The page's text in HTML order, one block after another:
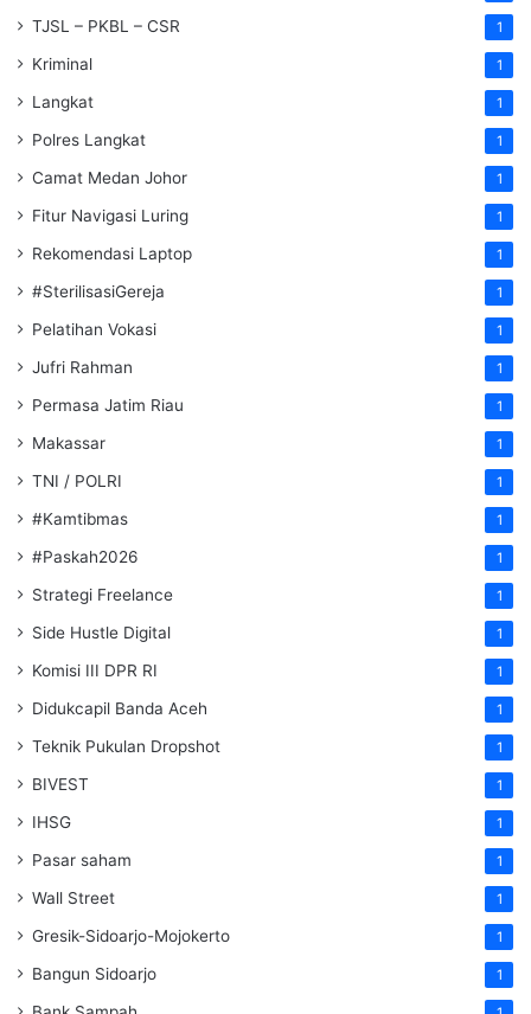
TJSL – PKBL – CSR 1
Kriminal 1
Langkat 1
Polres Langkat 1
Camat Medan Johor 1
Fitur Navigasi Luring 1
Rekomendasi Laptop 1
#SterilisasiGereja 1
Pelatihan Vokasi 1
Jufri Rahman 1
Permasa Jatim Riau 1
Makassar 1
TNI / POLRI 1
#Kamtibmas 1
#Paskah2026 1
Strategi Freelance 1
Side Hustle Digital 1
Komisi III DPR RI 1
Didukcapil Banda Aceh 1
Teknik Pukulan Dropshot 1
BIVEST 1
IHSG 1
Pasar saham 1
Wall Street 1
Gresik-Sidoarjo-Mojokerto 1
Bangun Sidoarjo 1